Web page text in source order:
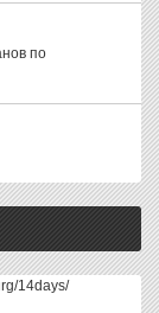
по
14days/